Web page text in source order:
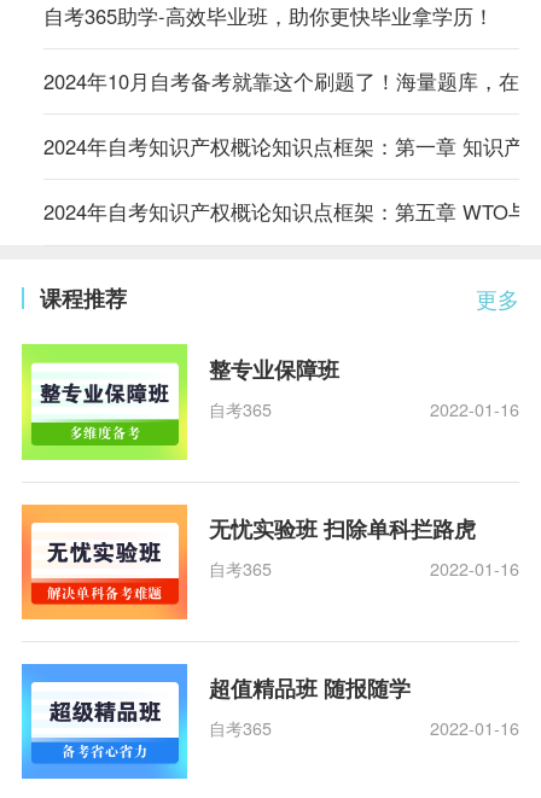
自考365助学-高效毕业班，助你更快毕业拿学历！
2024年10月自考备考就靠这个刷题了！海量题库，在
2024年自考知识产权概论知识点框架：第一章 知识产
2024年自考知识产权概论知识点框架：第五章 WTO与
更多
课程推荐
整专业保障班
自考365 2022-01-16
无忧实验班 扫除单科拦路虎
自考365 2022-01-16
超值精品班 随报随学
自考365 2022-01-16